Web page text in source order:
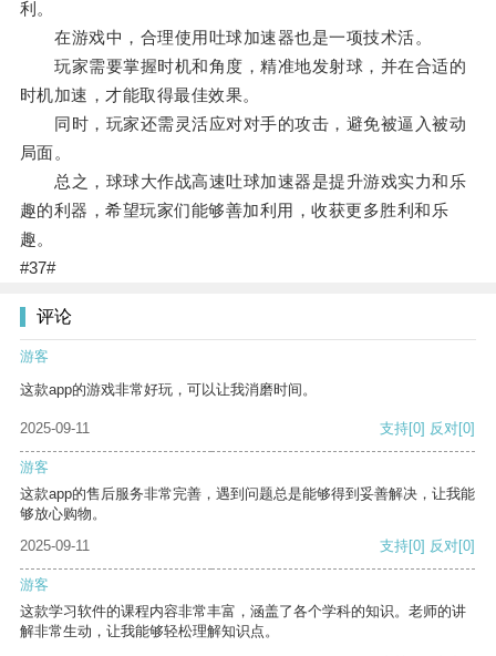
利。
在游戏中，合理使用吐球加速器也是一项技术活。
玩家需要掌握时机和角度，精准地发射球，并在合适的
时机加速，才能取得最佳效果。
同时，玩家还需灵活应对对手的攻击，避免被逼入被动
局面。
总之，球球大作战高速吐球加速器是提升游戏实力和乐
趣的利器，希望玩家们能够善加利用，收获更多胜利和乐
趣。
#37#
评论
游客
这款app的游戏非常好玩，可以让我消磨时间。
2025-09-11 支持[0] 反对[0]
游客
这款app的售后服务非常完善，遇到问题总是能够得到妥善解决，让我能
够放心购物。
2025-09-11
支持[0] 反对[0]
游客
这款学习软件的课程内容非常丰富，涵盖了各个学科的知识。老师的讲
解非常生动，让我能够轻松理解知识点。